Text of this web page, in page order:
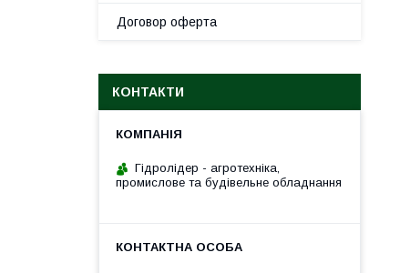
Договор оферта
КОНТАКТИ
Гідролідер - агротехніка,
промислове та будівельне обладнання